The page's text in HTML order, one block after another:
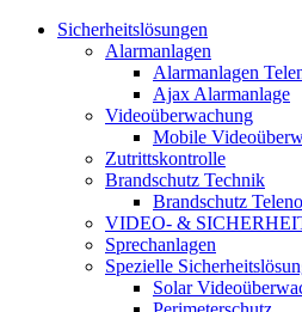
Sicherheitslösungen
Alarmanlagen
Alarmanlagen
Ajax Alarmanlage
Videoüberwachung
Mobile
Zutrittskontrolle
Brandschutz Technik
Brandschutz
VIDEO- &
Sprechanlagen
Spezielle
Solar